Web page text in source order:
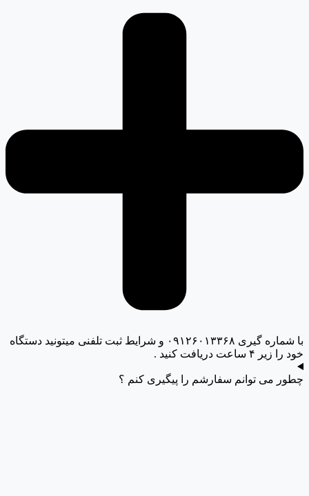
با شماره گیری ۰۹۱۲۶۰۱۳۳۶۸ و شرایط ثبت تلفنی میتونید دستگاه
خود را زیر ۴ ساعت دریافت کنید .
چطور می توانم سفارشم را پیگیری کنم ؟